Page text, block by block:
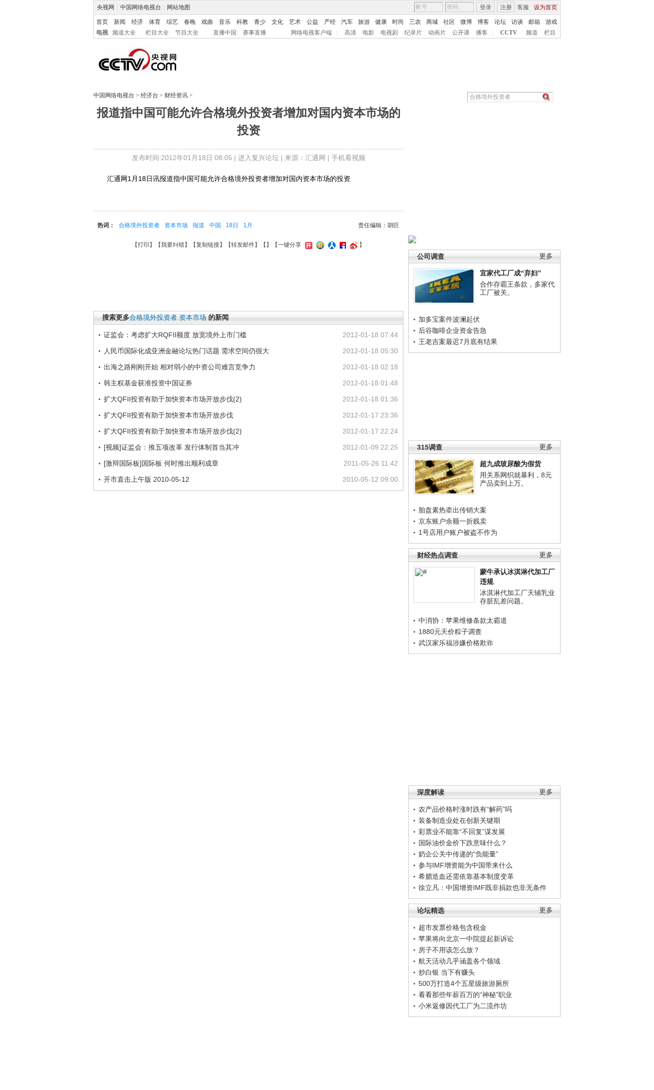
央视网 中国网络电视台 网站地图 客服 设为首页
登录 注册
首页 新闻 经济 体育 综艺 春晚 戏曲 音乐 科教 青少 文化 艺术 公益 产经 汽车 旅游 健康 时尚 三农 商城 社区 微博 博客 论坛 访谈 邮箱
游戏
电视
频道大全 栏目大全 节目大全 直播中国 赛事直播 网络电视客户端 高清 电影 电视剧 纪录片 动画片 公开课 播客 CCTV 频道 栏目
中国网络电视台 > 经济台 > 财经资讯 >
报道指中国可能允许合格境外投资者增加对国内资本市场的
投资
发布时间:2012年01月18日 08:05 | 进入复兴论坛| 来源：汇通网 | 手机看视频
更多
公司调查
宜家代工厂成“弃妇”
合作存霸王条款，多家代
工厂被关。
加多宝案件波澜起伏
后谷咖啡企业资金告急
王老吉案最迟7月底有结果
更多
315调查
超九成玻尿酸为假货
用关系网织就暴利，8元
产品卖到上万。
胎盘素热牵出传销大案
京东账户余额一折贱卖
1号店用户账户被盗不作为
更多
财经热点调查
蒙牛承认冰淇淋代加工厂
违规
冰淇淋代加工厂天辅乳业
存脏乱差问题。
中消协：苹果维修条款太霸道
1880元天价粽子调查
武汉家乐福涉嫌价格欺诈
更多
深度解读
农产品价格时涨时跌有“解药”吗
装备制造业处在创新关键期
彩票业不能靠“不回复”谋发展
国际油价金价下跌意味什么？
奶企公关中传递的“负能量”
参与IMF增资能为中国带来什么
希腊造血还需依靠基本制度变革
徐立凡：中国增资IMF既非捐款也非无条件
更多
论坛精选
超市发票价格包含税金
苹果将向北京一中院提起新诉讼
房子不用该怎么放？
航天活动几乎涵盖各个领域
炒白银 当下有赚头
500万打造4个五星级旅游厕所
看看那些年薪百万的“神秘”职业
小米返修因代工厂为二流作坊
汇通网1月18日讯报道指中国可能允许合格境外投资者增加对国内资本市场的投资
责任编辑：胡巨
热词： 合格境外投资者 资本市场 报道 中国 18日 1月
【打印 】【我要纠错】【复制链接】【转发邮件】【 】 【一键分享 】
搜索更多合格境外投资者 资本市场 的新闻
2012-01-18 07:44
证监会：考虑扩大RQFII额度 放宽境外上市门槛
2012-01-18 05:30
人民币国际化成亚洲金融论坛热门话题 需求空间仍很大
2012-01-18 02:18
出海之路刚刚开始 相对弱小的中资公司难言竞争力
2012-01-18 01:48
韩主权基金获准投资中国证券
2012-01-18 01:36
扩大QFII投资有助于加快资本市场开放步伐(2)
2012-01-17 23:36
扩大QFII投资有助于加快资本市场开放步伐
2012-01-17 22:24
扩大QFII投资有助于加快资本市场开放步伐(2)
2012-01-09 22:25
[视频]证监会：推五项改革 发行体制首当其冲
2011-05-26 11:42
[激辩国际板]国际板 何时推出顺利成章
2010-05-12 09:00
开市直击上午版 2010-05-12